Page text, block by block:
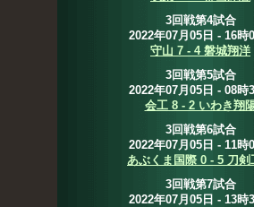
3回戦第4試合
2022年07月05日 - 16時
守山 7 - 4 磐城翔洋
3回戦第5試合
2022年07月05日 - 08時
会工 8 - 2 いわき翔
3回戦第6試合
2022年07月05日 - 11時
あぶくま国際 0 - 5 刀剣
3回戦第7試合
2022年07月05日 - 13時